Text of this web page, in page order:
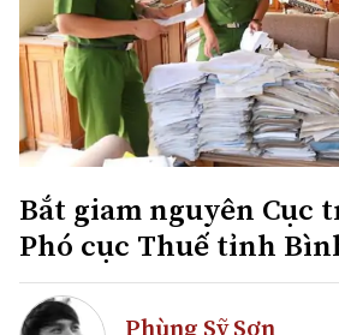
Bắt giam nguyên Cục
Phó cục Thuế tỉnh
Phùng Sỹ Sơn